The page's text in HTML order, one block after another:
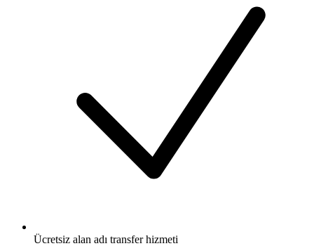
Ücretsiz alan adı transfer hizmeti